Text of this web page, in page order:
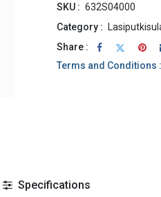
SKU : 632S04000
Category :
Share :
Terms and Conditions :
Specifications